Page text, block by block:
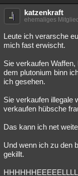
katzenkraft
ehemaliges Mitglied
Leute ich verarsche
mich fast erwischt.
Sie verkaufen
dem plutonium binn
ich gesehen.
Sie verkaufen illegale
verkaufen hübsche
Das kann ich net
Und wenn ich zu den
gekillt.